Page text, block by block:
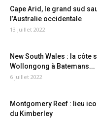
Cape Arid, le grand sud
l’Australie occidentale
13 juillet 2022
New South Wales : la côte
Wollongong à Batemans...
6 juillet 2022
Montgomery Reef : lieu
du Kimberley